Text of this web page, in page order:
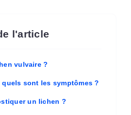
l'article
vulvaire ?
sont les symptômes ?
un lichen ?